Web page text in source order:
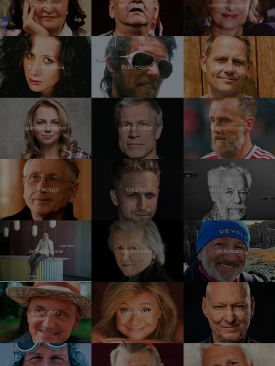
Eva Holubová Miroslav Donutil Halina Pawlovská
Ester Kočičková Peter Habeler Tomáš Kraus
Martina Kociánová Šimon Caban Karel Poborský
Jiří Menzel Tomáš Klus Miroslav Huptych
Jannis Samaras Václav Neckář Jiří Kolbaba
David Vávra Jana Paulová Petr Nikolaev